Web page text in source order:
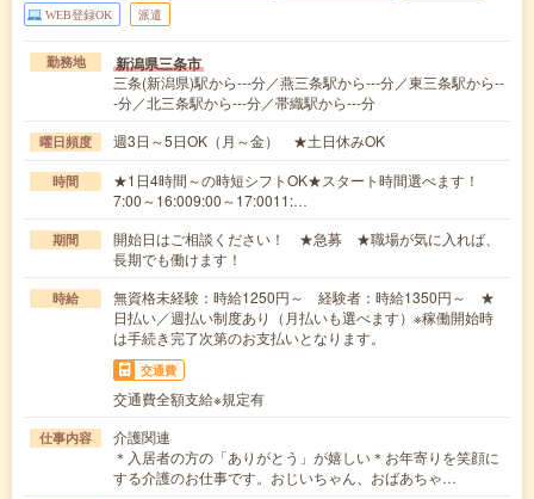
WEB登録OK 派遣
勤務地 新潟県三条市
三条(新潟県)駅から---分／燕三条駅から---分／東三条駅から--
-分／北三条駅から---分／帯織駅から---分
曜日頻度 週3日～5日OK（月～金） ★土日休みOK
時間
★1日4時間～の時短シフトOK★スタート時間選べます！
7:00～16:009:00～17:0011:…
期間
開始日はご相談ください！ ★急募 ★職場が気に入れば、
長期でも働けます！
時給
無資格未経験：時給1250円～ 経験者：時給1350円～ ★
日払い／週払い制度あり（月払いも選べます）※稼働開始時
は手続き完了次第のお支払いとなります。
交通費
交通費全額支給※規定有
仕事内容
介護関連
＊入居者の方の「ありがとう」が嬉しい＊お年寄りを笑顔に
する介護のお仕事です。おじいちゃん、おばあちゃ…